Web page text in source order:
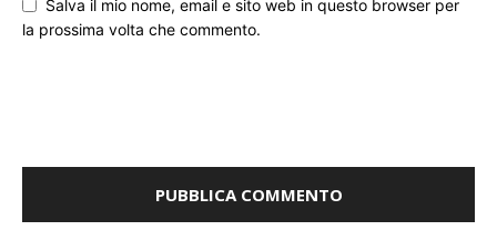
Salva il mio nome, email e sito web in questo browser per
la prossima volta che commento.